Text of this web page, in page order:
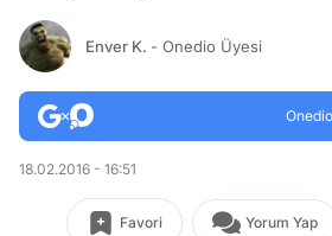
Enver K. - Onedio Üyesi
18.02.2016 - 16:51
Favori Yorum Yap